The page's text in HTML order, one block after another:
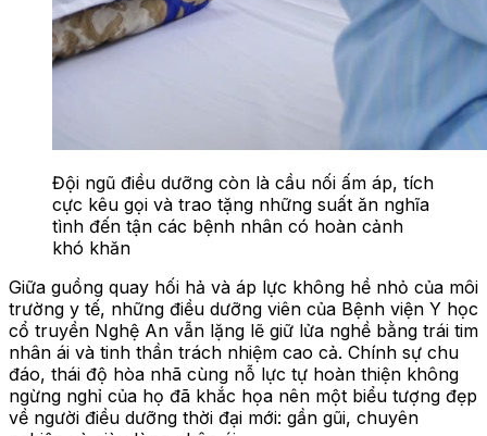
Đội ngũ điều dưỡng còn là cầu nối ấm áp, tích
cực kêu gọi và trao tặng những suất ăn nghĩa
tình đến tận các bệnh nhân có hoàn cảnh
khó khăn
Giữa guồng quay hối hả và áp lực không hề nhỏ của môi
trường y tế, những điều dưỡng viên của Bệnh viện Y học
cổ truyền Nghệ An vẫn lặng lẽ giữ lửa nghề bằng trái tim
nhân ái và tinh thần trách nhiệm cao cả. Chính sự chu
đáo, thái độ hòa nhã cùng nỗ lực tự hoàn thiện không
ngừng nghỉ của họ đã khắc họa nên một biểu tượng đẹp
về người điều dưỡng thời đại mới: gần gũi, chuyên